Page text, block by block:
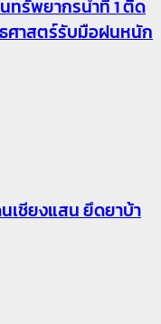
ทรัพยากรน้ำที่ 1 ติด
ศาสตร์รับมือฝนหนัก
เชียงแสน ยึดยาบ้า